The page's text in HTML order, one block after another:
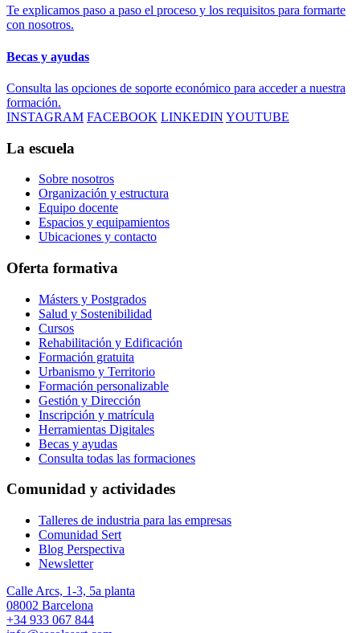
Te explicamos paso a paso el proceso y los requisitos para formarte
con nosotros.
Becas y ayudas
Consulta las opciones de soporte económico para acceder a nuestra
formación.
INSTAGRAM FACEBOOK LINKEDIN YOUTUBE
La escuela
Sobre nosotros
Organización y estructura
Equipo docente
Espacios y equipamientos
Ubicaciones y contacto
Oferta formativa
Másters y Postgrados
Salud y Sostenibilidad
Cursos
Rehabilitación y Edificación
Formación gratuita
Urbanismo y Territorio
Formación personalizable
Gestión y Dirección
Inscripción y matrícula
Herramientas Digitales
Becas y ayudas
Consulta todas las formaciones
Comunidad y actividades
Talleres de industria para las empresas
Comunidad Sert
Blog Perspectiva
Newsletter
Calle Arcs, 1-3, 5a planta
08002 Barcelona
+34 933 067 844